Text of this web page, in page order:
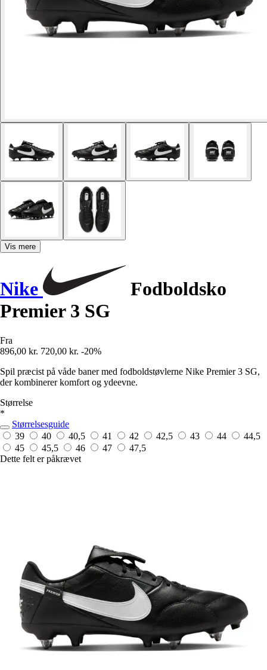
Vis mere
Nike
Fodboldsko
Premier 3 SG
Fra
896,00 kr. 720,00 kr. -20%
Spil præcist på våde baner med fodboldstøvlerne Nike Premier 3 SG,
der kombinerer komfort og ydeevne.
Størrelse
*
Størrelsesguide
39
40 40,5 41 42 42,5 43 44
44,5
45
45,5 46 47
47,5
Dette felt er påkrævet